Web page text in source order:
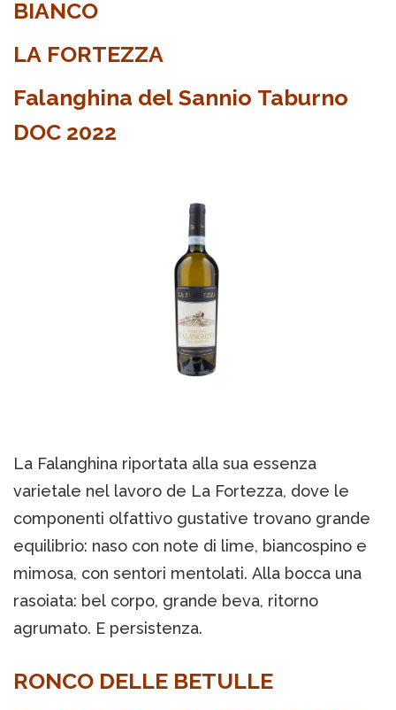
BIANCO
LA FORTEZZA
Falanghina del Sannio Taburno
DOC 2022
La Falanghina riportata alla sua essenza
varietale nel lavoro de La Fortezza, dove le
componenti olfattivo gustative trovano grande
equilibrio: naso con note di lime, biancospino e
mimosa, con sentori mentolati. Alla bocca una
rasoiata: bel corpo, grande beva, ritorno
agrumato. E persistenza.
RONCO DELLE BETULLE